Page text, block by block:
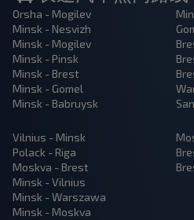
Orsha - Mogilev
Minsk - Nesvizh
Minsk - Mogilev
Minsk - Pinsk
Minsk - Brest
Minsk - Gomel
Minsk - Babruysk
Vilnius - Minsk
Polack - Riga
Moskva - Brest
Minsk - Vilnius
Minsk - Warszawa
Minsk - Moskva